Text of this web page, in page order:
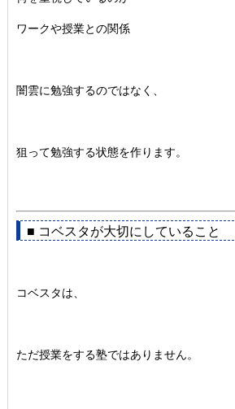
ワークや授業との関係
闇雲に勉強するのではなく、
狙って勉強する状態を作ります。
■ コベスタが大切にしていること
コベスタは、
ただ授業をする塾ではありません。